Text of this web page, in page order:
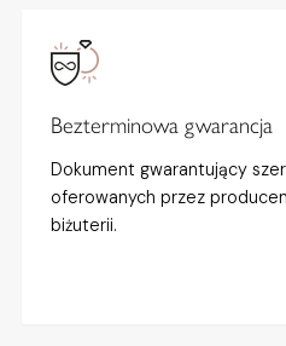
Bezterminowa gwarancja
Dokument gwarantujący
oferowanych przez
biżuterii.